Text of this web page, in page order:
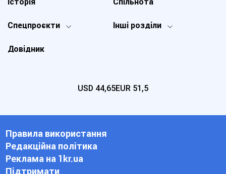
Спецпроєкти Інші розділи
Довідник
USD 44,65EUR 51,5
Правила використання
Редакційна політика
Реклама на 1kr.ua
Підтримати